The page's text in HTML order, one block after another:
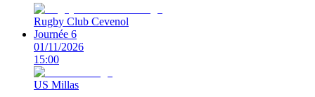
Rugby Club Cevenol
Journée 6
01/11/2026
15:00
US Millas